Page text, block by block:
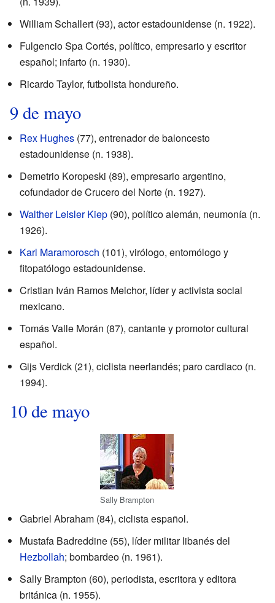
William Schallert (93), actor estadounidense (n. 1922).
Fulgencio Spa Cortés, político, empresario y escritor
español; infarto (n. 1930).
Ricardo Taylor, futbolista hondureño.
9 de mayo
Rex Hughes (77), entrenador de baloncesto
estadounidense (n. 1938).
Demetrio Koropeski (89), empresario argentino,
cofundador de Crucero del Norte (n. 1927).
Walther Leisler Kiep (90), político alemán, neumonía (n.
1926).
Karl Maramorosch (101), virólogo, entomólogo y
fitopatólogo estadounidense.
Cristian Iván Ramos Melchor, líder y activista social
mexicano.
Tomás Valle Morán (87), cantante y promotor cultural
español.
Gijs Verdick (21), ciclista neerlandés; paro cardiaco (n.
1994).
10 de mayo
Sally Brampton
Gabriel Abraham (84), ciclista español.
Mustafa Badreddine (55), líder militar libanés del
Hezbollah; bombardeo (n. 1961).
Sally Brampton (60), periodista, escritora y editora
británica (n. 1955).